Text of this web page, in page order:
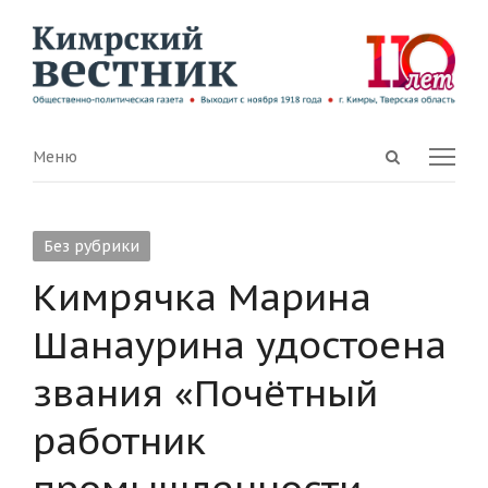
Open
Menu
Меню
Без рубрики
Кимрячка Марина
Шанаурина удостоена
звания «Почётный
работник